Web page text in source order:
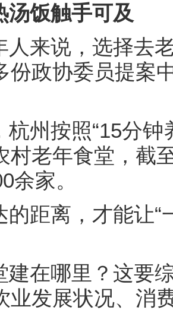
汤饭触手可及
人来说，选择去
份政协委员提案
杭州按照“15分
村老年食堂，截
余家。
的距离，才能让“
建在哪里？这要
业发展状况、消